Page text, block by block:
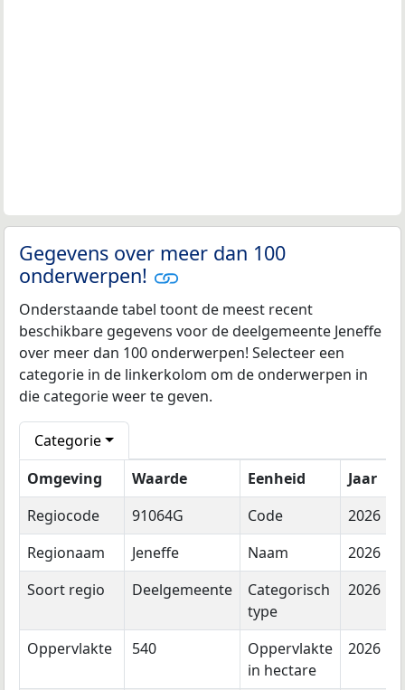
Gegevens over meer dan 100
onderwerpen!
Onderstaande tabel toont de meest recent
beschikbare gegevens voor de deelgemeente Jeneffe
over meer dan 100 onderwerpen! Selecteer een
categorie in de linkerkolom om de onderwerpen in
die categorie weer te geven.
Categorie
Omgeving
Waarde Eenheid
Jaar
Regiocode
91064G Code
2026
Regionaam
Jeneffe Naam
2026
Soort regio
Deelgemeente
Categorisch
type
2026
Oppervlakte 540
Oppervlakte
in hectare
2026